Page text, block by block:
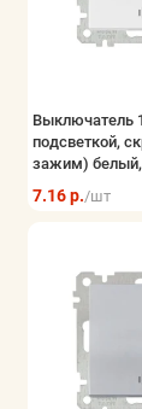
Кабель,
Показать
Выключатель
подсветкой,
зажим) белый,
MUTLUSAN
7.16 р./шт